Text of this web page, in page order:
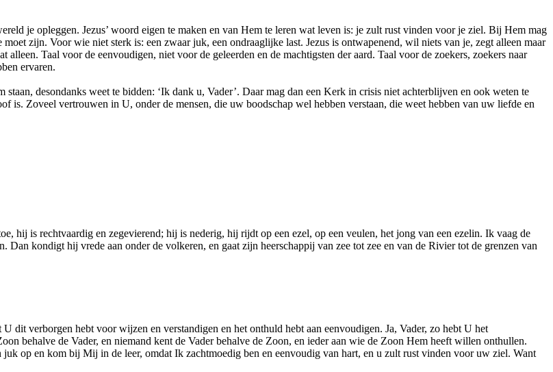
je opleggen. Jezus’ woord eigen te maken en van Hem te leren wat leven is: je zult rust vinden voor je ziel. Bij Hem mag
zijn. Voor wie niet sterk is: een zwaar juk, een ondraaglijke last. Jezus is ontwapenend, wil niets van je, zegt alleen maar
Taal voor de eenvoudigen, niet voor de geleerden en de machtigsten der aard. Taal voor de zoekers, zoekers naar
ervaren.
desondanks weet te bidden: ‘Ik dank u, Vader’. Daar mag dan een Kerk in crisis niet achterblijven en ook weten te
is. Zoveel vertrouwen in U, onder de mensen, die uw boodschap wel hebben verstaan, die weet hebben van uw liefde en
hij is rechtvaardig en zegevierend; hij is nederig, hij rijdt op een ezel, op een veulen, het jong van een ezelin. Ik vaag de
kondigt hij vrede aan onder de volkeren, en gaat zijn heerschappij van zee tot zee en van de Rivier tot de grenzen van
dit verborgen hebt voor wijzen en verstandigen en het onthuld hebt aan eenvoudigen. Ja, Vader, zo hebt U het
behalve de Vader, en niemand kent de Vader behalve de Zoon, en ieder aan wie de Zoon Hem heeft willen onthullen.
op en kom bij Mij in de leer, omdat Ik zachtmoedig ben en eenvoudig van hart, en u zult rust vinden voor uw ziel. Want